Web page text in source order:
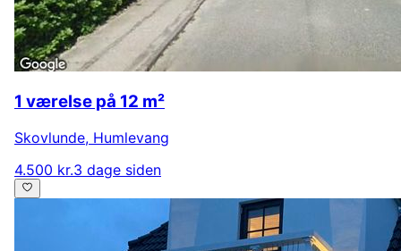
1 værelse på 12 m²
Skovlunde, Humlevang
4.500 kr.3 dage siden